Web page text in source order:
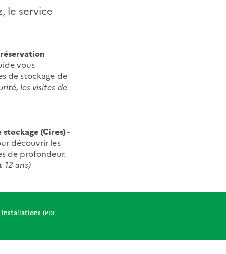
le service
vous
de stockage de
les visites de
(Cires) -
découvrir les
de profondeur.
12 ans)
(PDF